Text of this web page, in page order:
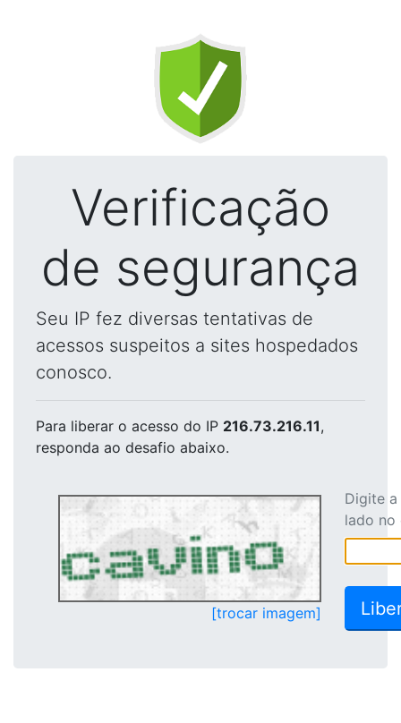
Verificação
de segurança
Seu IP fez diversas tentativas de
acessos suspeitos a sites hospedados
conosco.
Para liberar o acesso do IP 216.73.216.11,
responda ao desafio abaixo.
[trocar imagem]
Digite
lado no